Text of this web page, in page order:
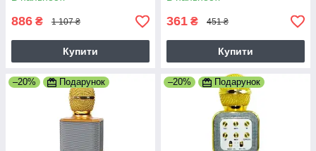
886 ₴ 1 107 ₴
Купити
361 ₴ 451 ₴
Купити
–20% Подарунок –20% Подарунок